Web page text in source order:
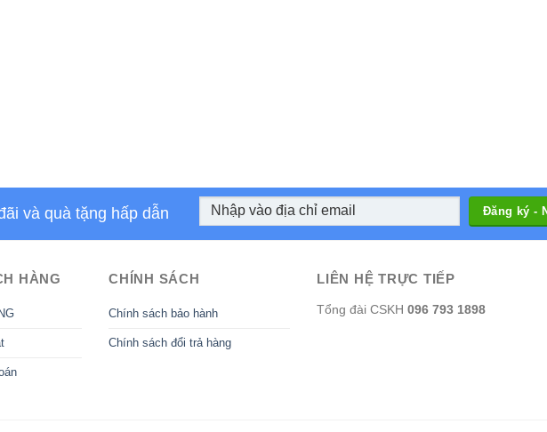
và quà tặng hấp dẫn
HÀNG CHÍNH SÁCH
Chính sách bảo hành
Chính sách đổi trả hàng
LIÊN HỆ TRỰC TIẾP
Tổng đài CSKH 096 793 1898